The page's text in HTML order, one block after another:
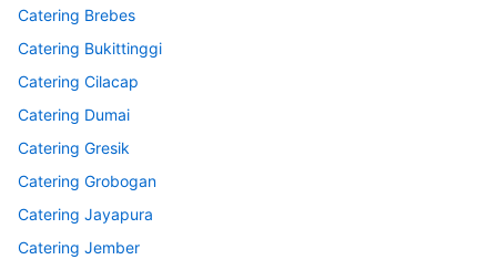
Catering Brebes
Catering Bukittinggi
Catering Cilacap
Catering Dumai
Catering Gresik
Catering Grobogan
Catering Jayapura
Catering Jember